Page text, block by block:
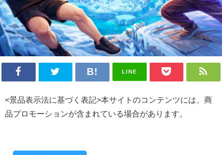
LINE
<景品表示法に基づく表記>本サイトのコンテンツには、商
品プロモーションが含まれている場合があります。